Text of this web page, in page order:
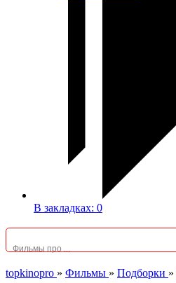
В закладках: 0
topkinopro » Фильмы » Подборки »